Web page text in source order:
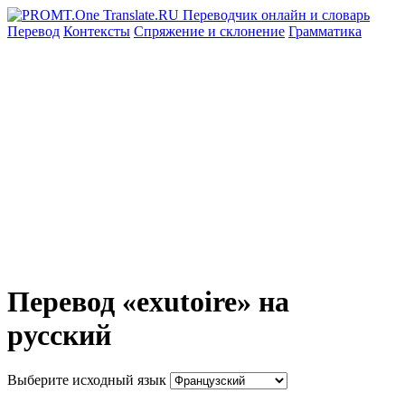
Перевод Контексты Спряжение и склонение Грамматика
Перевод «exutoire» на
русский
Выберите исходный язык